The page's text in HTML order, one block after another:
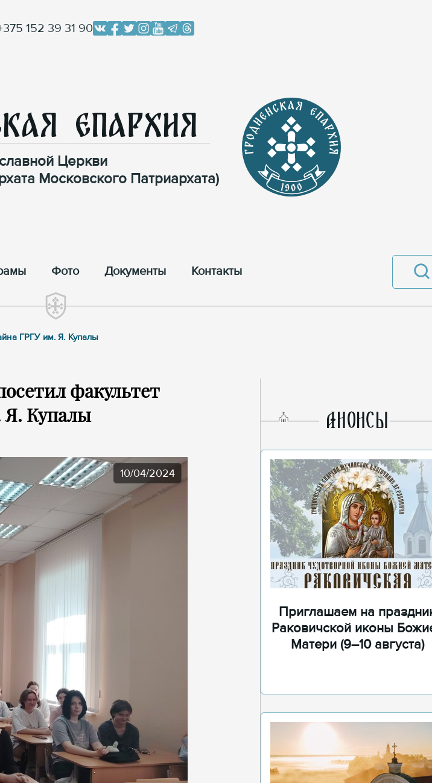
152 39 31 90
Епархия
Церкви
Московского Патриархата)
Фото Документы Контакты
ГРГУ им. Я. Купалы
факультет
Я. Купалы
10/04/2024
AНОНСЫ
Приглашаем на
Раковичской иконы
Матери (9–10 августа)